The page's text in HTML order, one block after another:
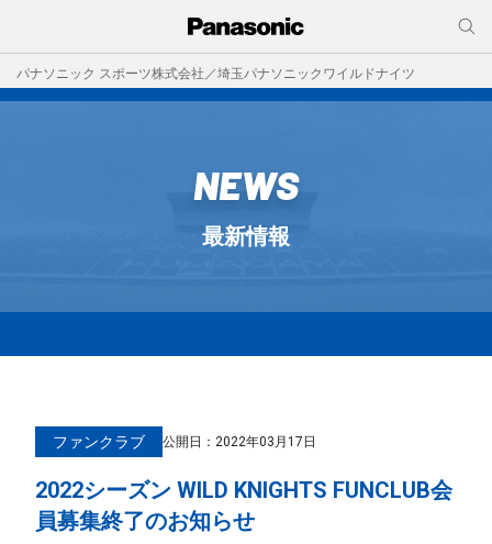
パナソニック スポーツ株式会社／埼玉パナソニックワイルドナイツ
NEWS
最新情報
ファンクラブ 公開日： 2022年03月17日
2022シーズン WILD KNIGHTS FUNCLUB会
員募集終了のお知らせ